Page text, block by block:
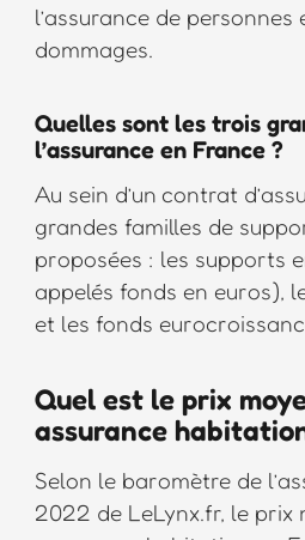
l’assurance de personnes
dommages.
Quelles sont les trois
l’assurance en France ?
Au sein d’un contrat
grandes familles de
proposées : les supports
appelés fonds en euros),
et les fonds
Quel est le prix
assurance
Selon le baromètre de
2022 de LeLynx.fr, le prix